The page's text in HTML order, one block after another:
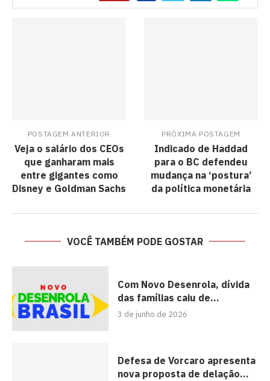
POSTAGEM ANTERIOR
Veja o salário dos CEOs
que ganharam mais
entre gigantes como
Disney e Goldman Sachs
PRÓXIMA POSTAGEM
Indicado de Haddad
para o BC defendeu
mudança na ‘postura’
da política monetária
VOCÊ TAMBÉM PODE GOSTAR
Com Novo Desenrola, dívida
das famílias caiu de...
3 de junho de 2026
Defesa de Vorcaro apresenta
nova proposta de delação...